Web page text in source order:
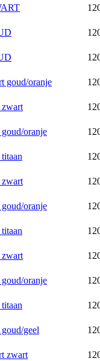
goud/oranje
zwart
oranje
zwart
oranje
zwart
oranje
geel
zwart